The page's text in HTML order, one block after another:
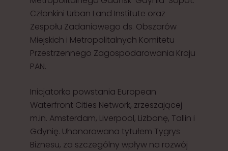
Członkini Urban Land Institute oraz
Zespołu Zadaniowego ds. Obszarów
Miejskich i Metropolitalnych Komitetu
Przestrzennego Zagospodarowania Kraju
PAN.
Inicjatorka powstania European
Waterfront Cities Network, zrzeszającej
m.in. Amsterdam, Liverpool, Lizbonę, Tallin i
Gdynię. Uhonorowana tytułem Tygrys
Biznesu, za szczególny wpływ na rozwój